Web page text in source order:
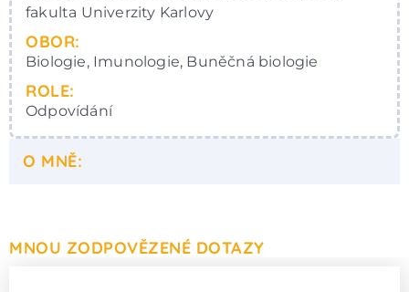
fakulta Univerzity Karlovy
OBOR:
Biologie, Imunologie, Buněčná biologie
ROLE:
Odpovídání
O MNĚ:
MNOU ZODPOVĚZENÉ DOTAZY